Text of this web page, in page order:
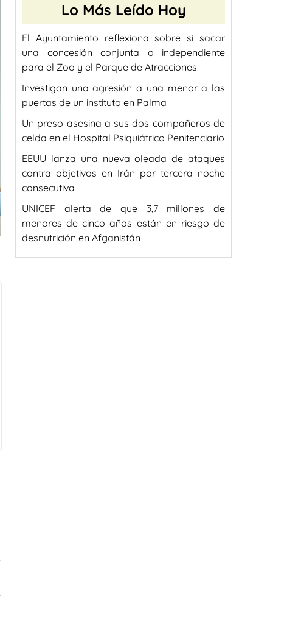
Lo Más Leído Hoy
El Ayuntamiento reflexiona sobre si sacar
una concesión conjunta o independiente
para el Zoo y el Parque de Atracciones
Investigan una agresión a una menor a las
puertas de un instituto en Palma
Un preso asesina a sus dos compañeros de
celda en el Hospital Psiquiátrico Penitenciario
EEUU lanza una nueva oleada de ataques
contra objetivos en Irán por tercera noche
consecutiva
UNICEF alerta de que 3,7 millones de
menores de cinco años están en riesgo de
desnutrición en Afganistán